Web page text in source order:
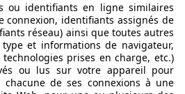
encore de la place pour un
ou identifiants en ligne similaires
connexion, identifiants assignés de
réseau) ainsi que toutes autres
et informations de navigateur,
technologies prises en charge, etc.)
ou lus sur votre appareil pour
de ses connexions à une